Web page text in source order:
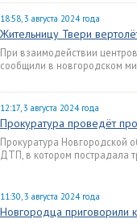
18:58, 3 августа 2024 года
Жительницу Твери
При взаимодействии
сообщили в новгородском
12:17, 3 августа 2024 года
Прокуратура проведёт
Прокуратура Новгородской
ДТП, в котором пострадала
11:30, 3 августа 2024 года
Новгородца приговорили